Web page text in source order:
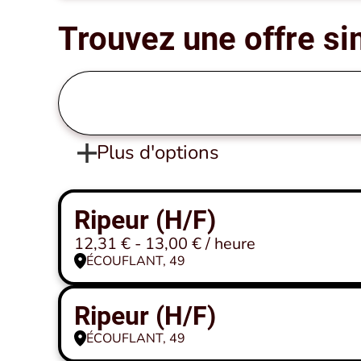
Trouvez une offre
Plus d'options
Ripeur (H/F)
12,31 € - 13,00 € / heure
ÉCOUFLANT, 49
Ripeur (H/F)
ÉCOUFLANT, 49